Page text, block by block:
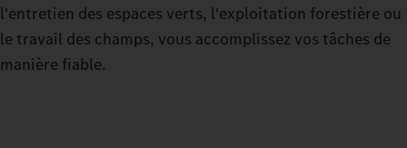
l'entretien des espaces verts, l'exploitation forestière ou
le travail des champs, vous accomplissez vos tâches de
manière fiable.